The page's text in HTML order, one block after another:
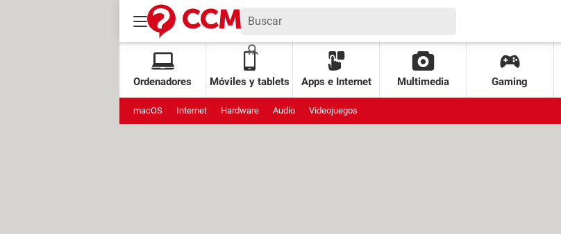
Ordenadores Móviles y tablets Apps e Internet Multimedia Gaming
macOS Internet Hardware Audio Videojuegos